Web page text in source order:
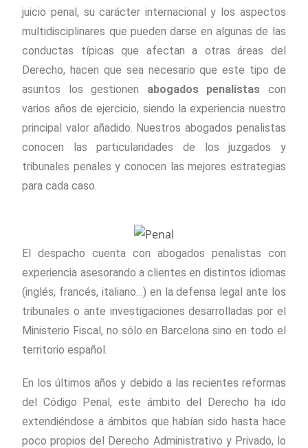
juicio penal, su carácter internacional y los aspectos
multidisciplinares que pueden darse en algunas de las
conductas típicas que afectan a otras áreas del
Derecho, hacen que sea necesario que este tipo de
asuntos los gestionen abogados penalistas con
varios años de ejercicio, siendo la experiencia nuestro
principal valor añadido. Nuestros abogados penalistas
conocen las particularidades de los juzgados y
tribunales penales y conocen las mejores estrategias
para cada caso.
El despacho cuenta con abogados penalistas con
experiencia asesorando a clientes en distintos idiomas
(inglés, francés, italiano…) en la defensa legal ante los
tribunales o ante investigaciones desarrolladas por el
Ministerio Fiscal, no sólo en Barcelona sino en todo el
territorio español.
En los últimos años y debido a las recientes reformas
del Código Penal, este ámbito del Derecho ha ido
extendiéndose a ámbitos que habían sido hasta hace
poco propios del Derecho Administrativo y Privado, lo